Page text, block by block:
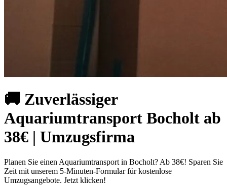
🚚 Zuverlässiger
Aquariumtransport Bocholt ab
38€ | Umzugsfirma
Planen Sie einen Aquariumtransport in Bocholt? Ab 38€! Sparen Sie
Zeit mit unserem 5-Minuten-Formular für kostenlose
Umzugsangebote. Jetzt klicken!